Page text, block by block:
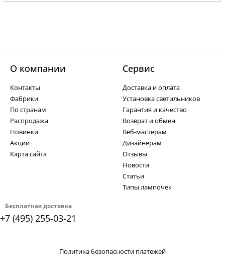
Бесплатная доставка
+7 (495) 255-03-21
О компании
Контакты
Фабрики
По странам
Распродажа
Новинки
Акции
Карта сайта
Cервис
Доставка и оплата
Установка светильников
Гарантия и качество
Возврат и обмен
Веб-мастерам
Дизайнерам
Отзывы
Новости
Статьи
Типы лампочек
Политика безопасности платежей